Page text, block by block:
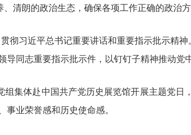
清朗的政治生态，确保各项工作正确的政治方
彻习近平总书记重要讲话和重要指示批示精
同志重要指示批示件，以钉钉子精神推动党
集体赴中国共产党历史展览馆开展主题党日
业荣誉感和历史使命感。